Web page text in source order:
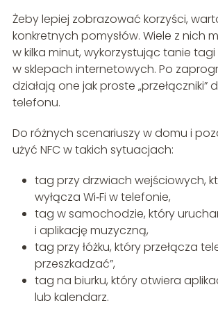
Żeby lepiej zobrazować korzyści,
konkretnych pomysłów. Wiele z nich
w kilka minut, wykorzystując tanie tagi
w sklepach internetowych. Po
działają one jak proste „przełączniki”
telefonu.
Do różnych scenariuszy w domu i
użyć NFC w takich sytuacjach:
tag przy drzwiach wejściowych,
wyłącza Wi‑Fi w telefonie,
tag w samochodzie, który
i aplikację muzyczną,
tag przy łóżku, który przełącza
przeszkadzać”,
tag na biurku, który otwiera
lub kalendarz.